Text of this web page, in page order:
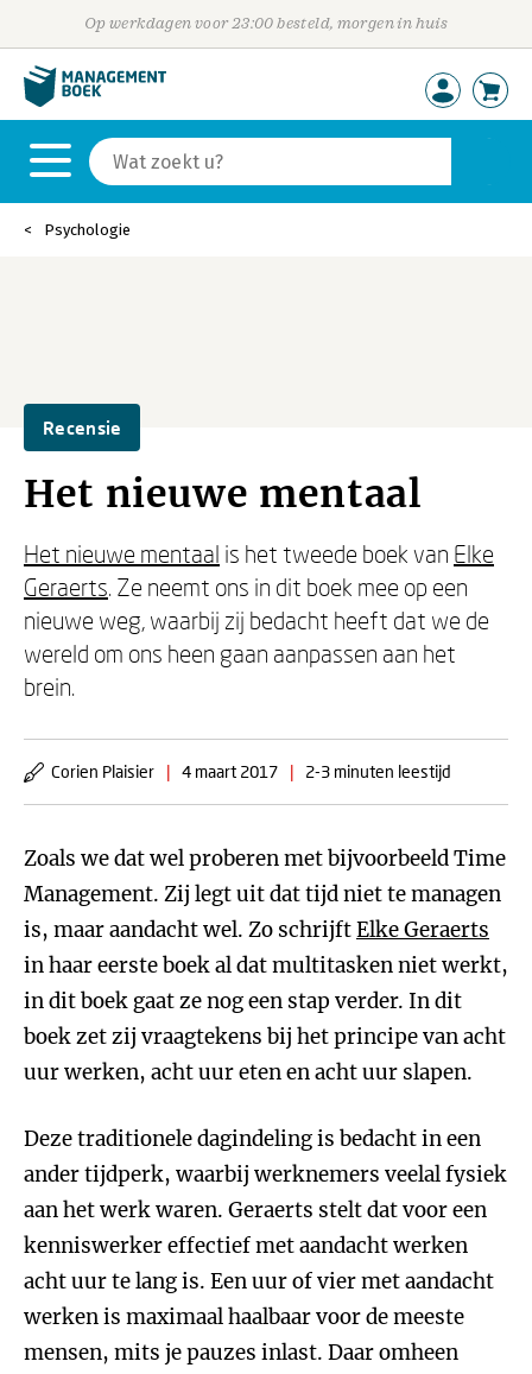
Op werkdagen voor 23:00 besteld, morgen in huis
Psychologie
Recensie
Het nieuwe mentaal
Het nieuwe mentaal is het tweede boek van Elke
Geraerts. Ze neemt ons in dit boek mee op een
nieuwe weg, waarbij zij bedacht heeft dat we de
wereld om ons heen gaan aanpassen aan het
brein.
Corien Plaisier | 4 maart 2017 | 2-3 minuten leestijd
Zoals we dat wel proberen met bijvoorbeeld Time
Management. Zij legt uit dat tijd niet te managen
is, maar aandacht wel. Zo schrijftElke Geraerts
in haar eerste boek al dat multitasken niet werkt,
in dit boek gaat ze nog een stap verder. In dit
boek zet zij vraagtekens bij het principe van acht
uur werken, acht uur eten en acht uur slapen.
Deze traditionele dagindeling is bedacht in een
ander tijdperk, waarbij werknemers veelal fysiek
aan het werk waren. Geraerts stelt dat voor een
kenniswerker effectief met aandacht werken
acht uur te lang is. Een uur of vier met aandacht
werken is maximaal haalbaar voor de meeste
mensen, mits je pauzes inlast. Daar omheen